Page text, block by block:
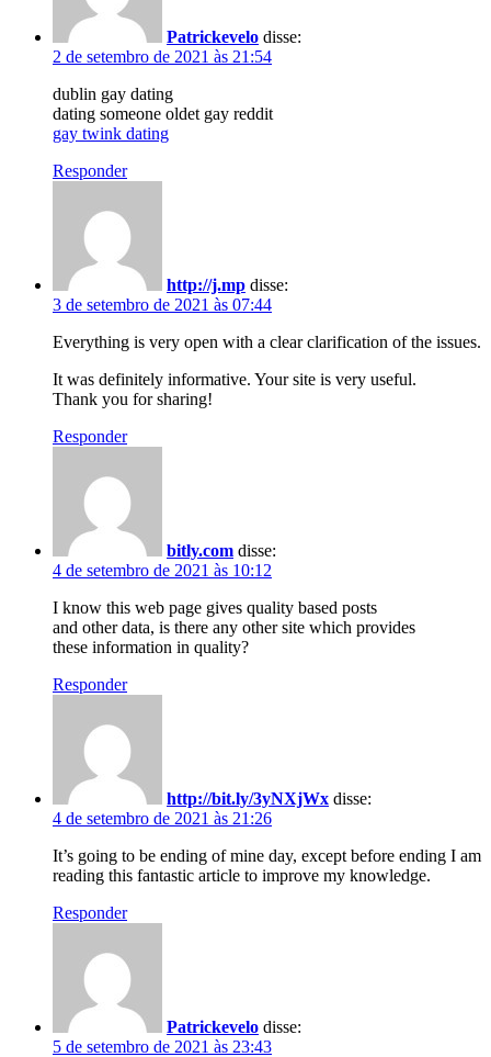
Patrickevelo disse:
2 de setembro de 2021 às 21:54
dublin gay dating
dating someone oldet gay reddit
gay twink dating
Responder
http://j.mp disse:
3 de setembro de 2021 às 07:44
Everything is very open with a clear clarification of the issues.
It was definitely informative. Your site is very useful.
Thank you for sharing!
Responder
bitly.com disse:
4 de setembro de 2021 às 10:12
I know this web page gives quality based posts
and other data, is there any other site which provides
these information in quality?
Responder
http://bit.ly/3yNXjWx disse:
4 de setembro de 2021 às 21:26
It’s going to be ending of mine day, except before ending I am
reading this fantastic article to improve my knowledge.
Responder
Patrickevelo disse:
5 de setembro de 2021 às 23:43